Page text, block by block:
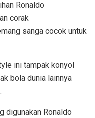
Ronaldo
corak
sanga cocok untuk
ini tampak konyol
bola dunia lainnya
digunakan Ronaldo